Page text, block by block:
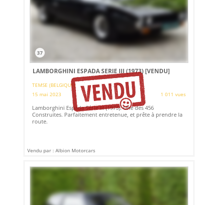
37
LAMBORGHINI ESPADA SERIE III (1973)[VENDU]
TEMSE (BELGIQUE)
15 mai 2023
1 011 vues
Lamborghini Espada Série III (1973). Une des 456
Construites. Parfaitement entretenue, et prête à prendre la
route.
Vendu par : Albion Motorcars